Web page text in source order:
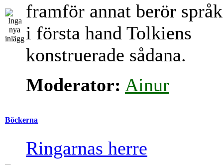
framför annat berör
i första hand Tolkiens
konstruerade sådana.
Moderator: Ainur
Böckerna
Ringarnas herre